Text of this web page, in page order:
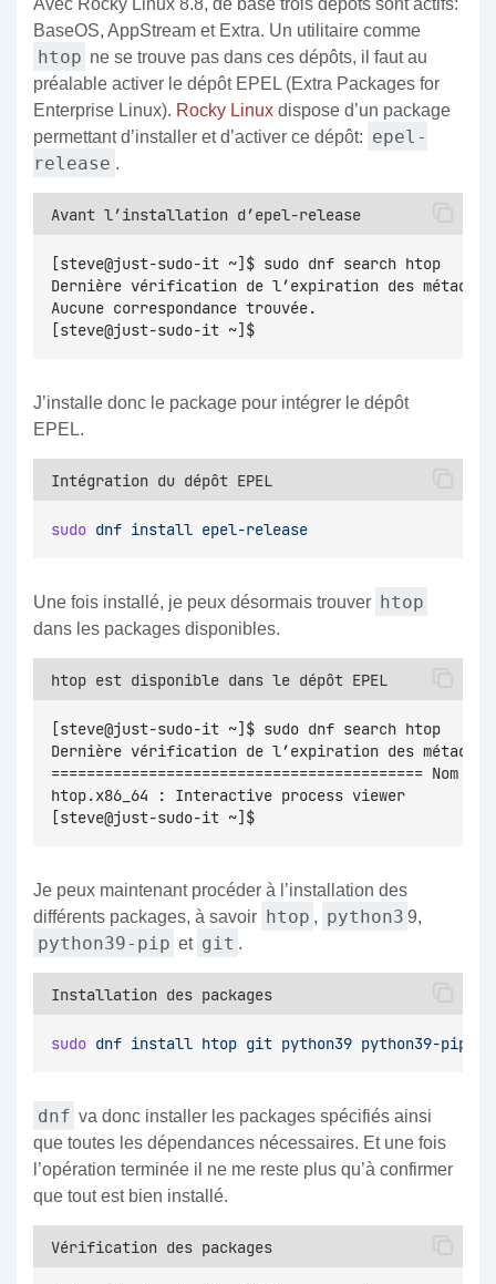
BaseOS, AppStream et Extra. Un utilitaire comme
htop ne se trouve pas dans ces dépôts, il faut au
préalable activer le dépôt EPEL (Extra Packages for
Enterprise Linux). Rocky Linux dispose d’un package
permettant d’installer et d’activer ce dépôt: epel-
release .
Avant l’installation d’epel-release
[steve@just-sudo-it ~]$ sudo dnf search htop
Dernière vérification de l’expiration des
Aucune correspondance trouvée.
[steve@just-sudo-it ~]$
J’installe donc le package pour intégrer le dépôt
EPEL.
Intégration du dépôt EPEL
sudo dnf install epel-release
Une fois installé, je peux désormais trouver htop
dans les packages disponibles.
htop est disponible dans le dépôt EPEL
[steve@just-sudo-it ~]$ sudo dnf search htop
Dernière vérification de l’expiration des
==========================================
htop.x86_64 : Interactive process viewer
[steve@just-sudo-it ~]$
Je peux maintenant procéder à l’installation des
différents packages, à savoir htop , python3 9,
python39-pip et git .
Installation des packages
sudo dnf install htop git python39 python39-pip
dnf va donc installer les packages spécifiés ainsi
que toutes les dépendances nécessaires. Et une fois
l’opération terminée il ne me reste plus qu’à confirmer
que tout est bien installé.
Vérification des packages